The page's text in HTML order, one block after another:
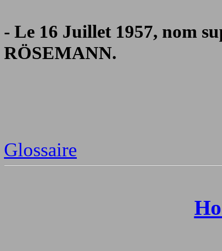
- Le 16 Juillet 1957, nom
RÖSEMANN.
Glossaire